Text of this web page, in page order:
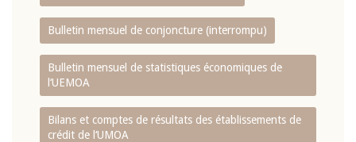
Bulletin mensuel de conjoncture (interrompu)
Bulletin mensuel de statistiques économiques de
l‘UEMOA
Bilans et comptes de résultats des établissements de
crédit de l‘UMOA